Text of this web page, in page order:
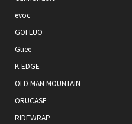
evoc
GOFLUO
Guee
K-EDGE
OLD MAN MOUNTAIN
ORUCASE
RIDEWRAP